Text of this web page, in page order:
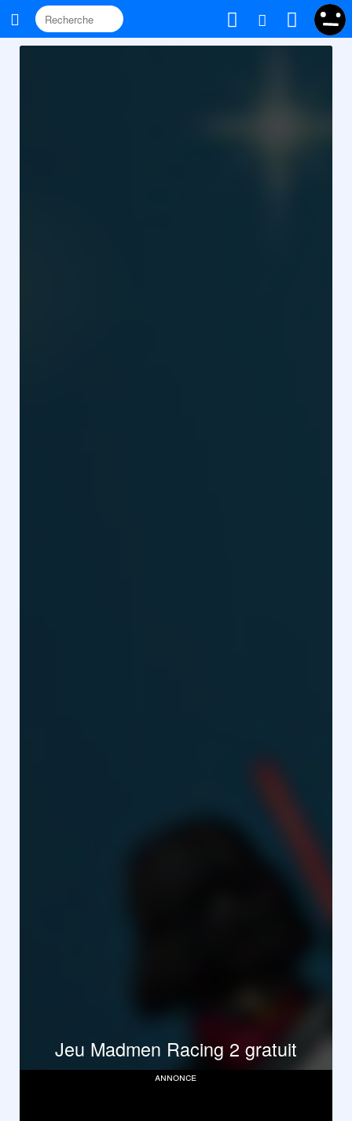
Jeu Madmen Racing 2 gratuit
annonce